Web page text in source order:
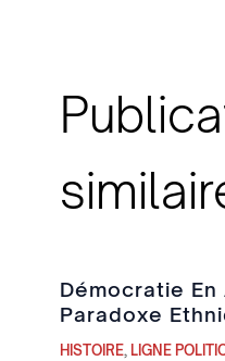
Démocratie En
Paradoxe
HISTOIRE, LIGNE